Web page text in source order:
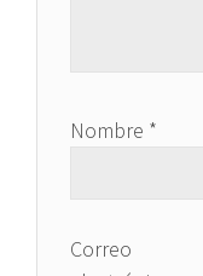
Nombre *
Correo